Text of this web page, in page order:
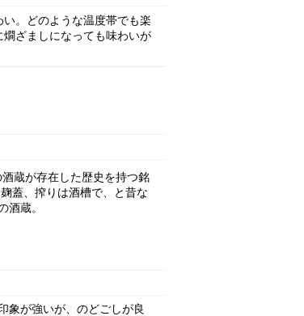
。どのような温度帯でも楽
ざましになっても味わいが
蔵が存在した歴史を持つ銘
蓋、搾りは酒槽で、と昔な
酒蔵。
象が強いが、のどごしが良